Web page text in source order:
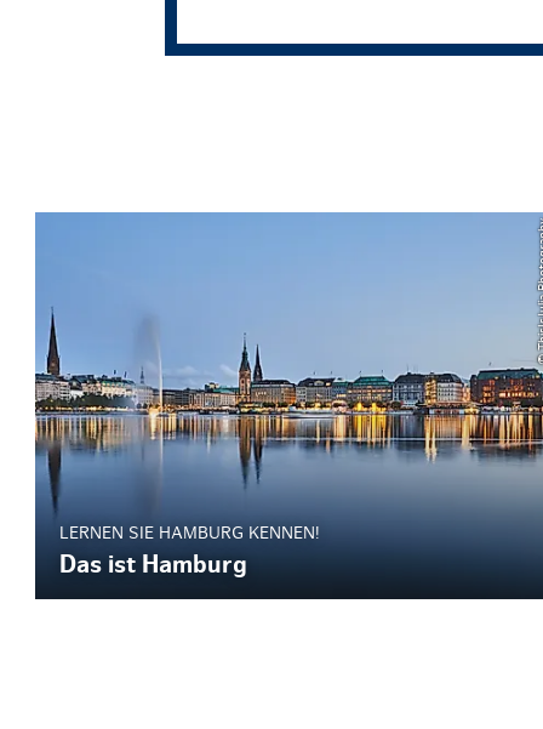
©
LERNEN SIE HAMBURG KENNEN!
Das ist Hamburg